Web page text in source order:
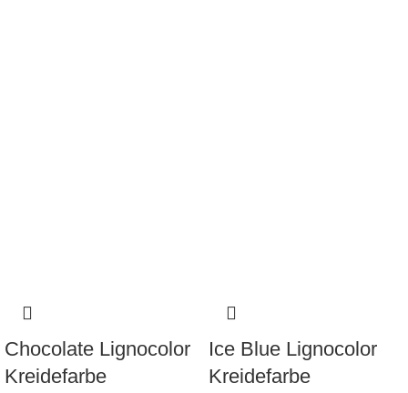
Chocolate Lignocolor
Kreidefarbe
Ice Blue Lignocolor
Kreidefarbe